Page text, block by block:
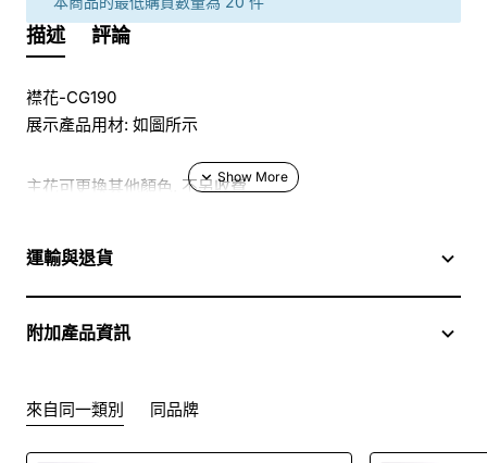
描述 評論
襟花-CG190
展示產品用材: 如圖所示
主花可更換其他顏色, 不另收費
於花店訂花, 隨花束附送精美心意咭一張, 歡迎到本花店查詢
訂購鮮花及手工製品前,為保障客戶利益,請閱讀 條款及細則
此花束價格不適用於(情人節期間 4/2-16/2)
運輸與退貨
附加產品資訊
來自同一類別 同品牌